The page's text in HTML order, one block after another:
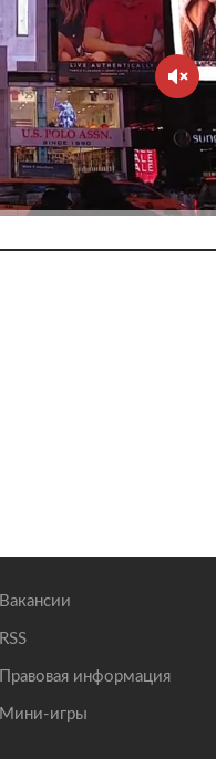
Вакансии
RSS
Правовая информация
Мини-игры